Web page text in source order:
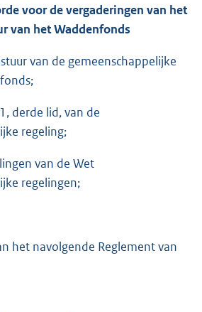
voor de vergaderingen van het
van het Waddenfonds
van de gemeenschappelijke
derde lid, van de
regeling;
van de Wet
regelingen;
het navolgende Reglement van